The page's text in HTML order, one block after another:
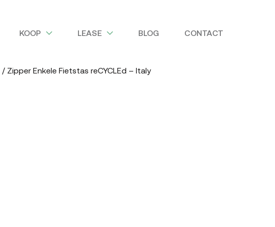
KOOP LEASE BLOG CONTACT
/ Zipper Enkele Fietstas reCYCLEd – Italy